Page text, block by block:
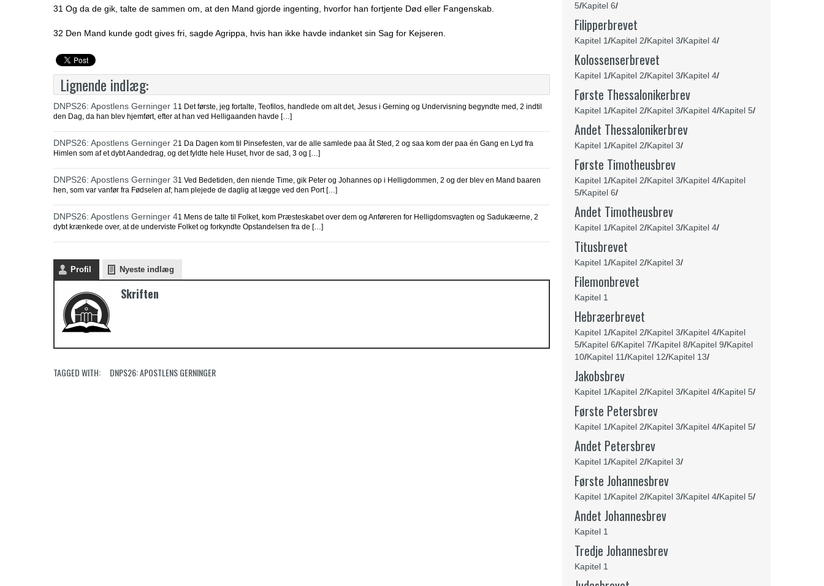
31 Og da de gik, talte de sammen om, at den Mand gjorde ingenting, hvorfor han fortjente Død eller Fangenskab.
32 Den Mand kunde godt gives fri, sagde Agrippa, hvis han ikke havde indanket sin Sag for Kejseren.
Lignende indlæg:
DNPS26: Apostlens Gerninger 1 1 Det første, jeg fortalte, Teofilos, handlede om alt det, Jesus i Gerning og Undervisning begyndte med, 2 indtil
den Dag, da han blev hjemført, efter at han ved Helligaanden havde […]
DNPS26: Apostlens Gerninger 21 Da Dagen kom til Pinsefesten, var de alle samlede paa åt Sted, 2 og saa kom der paa én Gang en Lyd fra
Himlen som af et dybt Aandedrag, og det fyldte hele Huset, hvor de sad, 3 og […]
DNPS26: Apostlens Gerninger 31 Ved Bedetiden, den niende Time, gik Peter og Johannes op i Helligdommen, 2 og der blev en Mand baaren
hen, som var vanfør fra Fødselen af; ham plejede de daglig at lægge ved den Port […]
DNPS26: Apostlens Gerninger 41 Mens de talte til Folket, kom Præsteskabet over dem og Anføreren for Helligdomsvagten og Sadukæerne, 2
dybt krænkede over, at de underviste Folket og forkyndte Opstandelsen fra de […]
Profil Nyeste indlæg
Skriften
TAGGED WITH: DNPS26: APOSTLENS GERNINGER
5/Kapitel 6/
Filipperbrevet
Kapitel 1/Kapitel 2/Kapitel 3/Kapitel 4/
Kolossenserbrevet
Kapitel 1/Kapitel 2/Kapitel 3/Kapitel 4/
Første Thessalonikerbrev
Kapitel 1/Kapitel 2/Kapitel 3/Kapitel 4/Kapitel 5/
Andet Thessalonikerbrev
Kapitel 1/Kapitel 2/Kapitel 3/
Første Timotheusbrev
Kapitel 1/Kapitel 2/Kapitel 3/Kapitel 4/Kapitel
5/Kapitel 6/
Andet Timotheusbrev
Kapitel 1/Kapitel 2/Kapitel 3/Kapitel 4/
Titusbrevet
Kapitel 1/Kapitel 2/Kapitel 3/
Filemonbrevet
Kapitel 1
Hebræerbrevet
Kapitel 1/Kapitel 2/Kapitel 3/Kapitel 4/Kapitel
5/Kapitel 6/Kapitel 7/Kapitel 8/Kapitel 9/Kapitel
10/Kapitel 11/Kapitel 12/Kapitel 13/
Jakobsbrev
Kapitel 1/Kapitel 2/Kapitel 3/Kapitel 4/Kapitel 5/
Første Petersbrev
Kapitel 1/Kapitel 2/Kapitel 3/Kapitel 4/Kapitel 5/
Andet Petersbrev
Kapitel 1/Kapitel 2/Kapitel 3/
Første Johannesbrev
Kapitel 1/Kapitel 2/Kapitel 3/Kapitel 4/Kapitel 5/
Andet Johannesbrev
Kapitel 1
Tredje Johannesbrev
Kapitel 1